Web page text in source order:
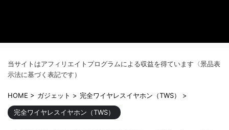
当サイトはアフィリエイトプログラムによる収益を得ています〈景品表
示法に基づく表記です）
HOME > ガジェット > 完全ワイヤレスイヤホン（TWS） >
完全ワイヤレスイヤホン（TWS）